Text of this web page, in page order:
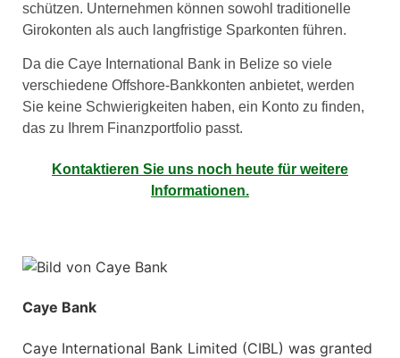
schützen. Unternehmen können sowohl traditionelle
Girokonten als auch langfristige Sparkonten führen.
Da die Caye International Bank in Belize so viele
verschiedene Offshore-Bankkonten anbietet, werden
Sie keine Schwierigkeiten haben, ein Konto zu finden,
das zu Ihrem Finanzportfolio passt.
Kontaktieren Sie uns noch heute für weitere
Informationen.
Caye Bank
Caye International Bank Limited (CIBL) was granted